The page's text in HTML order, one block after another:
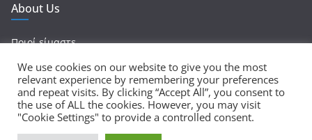
About Us
Ποιοί είμαστε
Πνευματικά Δικαιώματα © 2026CarGuys. Τα πνευματικά
δικαιώματα προστατεύονται.
Θέμα:ColorMagαπό ThemeGrill. Κατασκευασμένο με
We use cookies on our website to give you the most
relevant experience by remembering your preferences
and repeat visits. By clicking “Accept All”, you consent to
the use of ALL the cookies. However, you may visit
"Cookie Settings" to provide a controlled consent.